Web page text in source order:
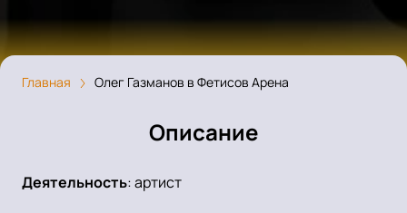
Главная Олег Газманов в Фетисов Арена
Описание
Деятельность:артист